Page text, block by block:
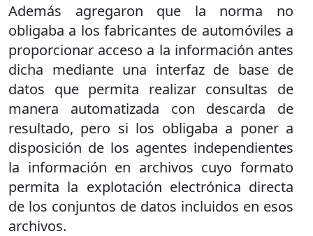
Además agregaron que la norma no
obligaba a los fabricantes de automóviles a
proporcionar acceso a la información antes
dicha mediante una interfaz de base de
datos que permita realizar consultas de
manera automatizada con descarda de
resultado, pero si los obligaba a poner a
disposición de los agentes independientes
la información en archivos cuyo formato
permita la explotación electrónica directa
de los conjuntos de datos incluidos en esos
archivos.